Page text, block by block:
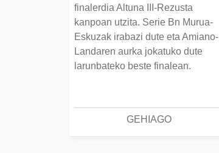
finalerdia Altuna III-Rezusta
kanpoan utzita. Serie Bn Murua-
Eskuzak irabazi dute eta Amiano-
Landaren aurka jokatuko dute
larunbateko beste finalean.
GEHIAGO